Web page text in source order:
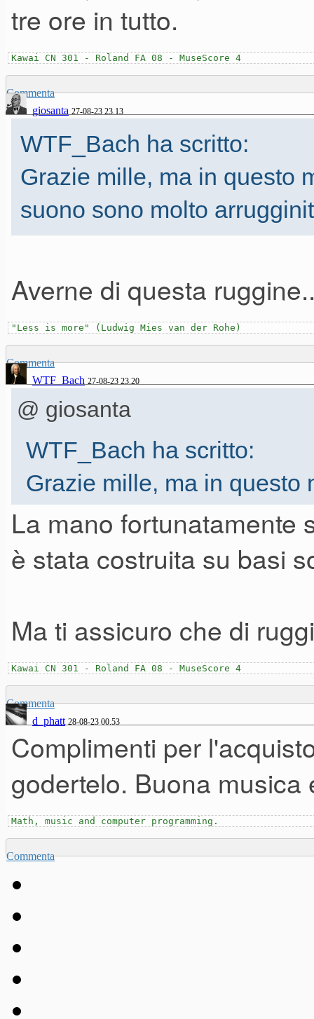
tre ore in tutto.
Kawai CN 301 - Roland FA 08 - MuseScore 4
Commenta
giosanta 27-08-23 23.13
WTF_Bach ha scritto:
Grazie mille, ma in questo
suono sono molto
Averne di questa
"Less is more" (Ludwig Mies van der Rohe)
Commenta
WTF_Bach 27-08-23 23.20
@ giosanta
WTF_Bach ha scritto:
Grazie mille, ma in questo
suono sono molto
La mano fortunatamente
è stata costruita su basi
Ma ti assicuro che di
Kawai CN 301 - Roland FA 08 - MuseScore 4
Commenta
d_phatt 28-08-23 00.53
Complimenti per
godertelo. Buona
Math, music and computer programming.
Commenta